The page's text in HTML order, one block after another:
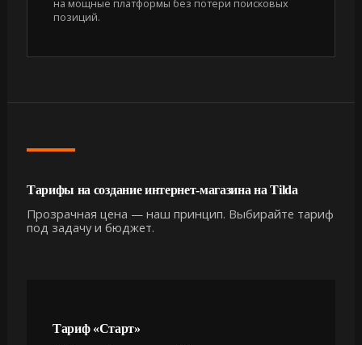
на мощные платформы без потери поисковых
позиций.
Тарифы на создание интернет-магазина на Tilda
Прозрачная цена — наш принцип. Выбирайте тариф
под задачу и бюджет.
Тариф «Старт»